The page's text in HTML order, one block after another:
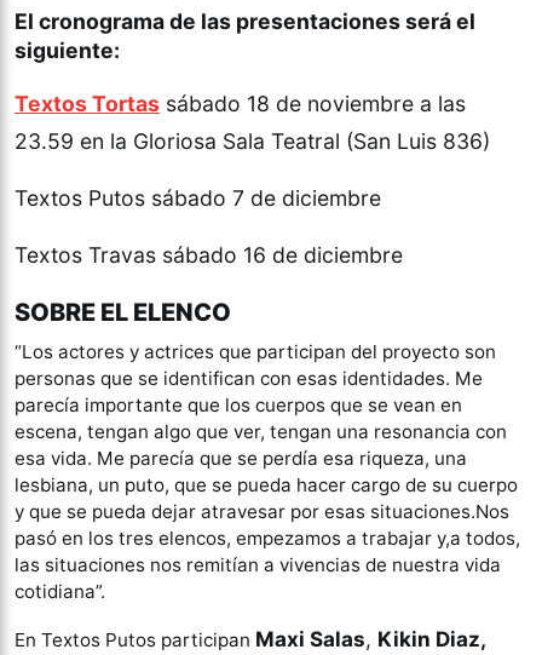
El cronograma de las presentaciones será el
siguiente:
Textos Tortas sábado 18 de noviembre a las
23.59 en la Gloriosa Sala Teatral (San Luis 836)
Textos Putos sábado 7 de diciembre
Textos Travas sábado 16 de diciembre
SOBRE EL ELENCO
“Los actores y actrices que participan del proyecto son
personas que se identifican con esas identidades. Me
parecía importante que los cuerpos que se vean en
escena, tengan algo que ver, tengan una resonancia con
esa vida. Me parecía que se perdía esa riqueza, una
lesbiana, un puto, que se pueda hacer cargo de su cuerpo
y que se pueda dejar atravesar por esas situaciones.Nos
pasó en los tres elencos, empezamos a trabajar y,a todos,
las situaciones nos remitían a vivencias de nuestra vida
cotidiana”.
En Textos Putos participan Maxi Salas, Kikin Diaz,